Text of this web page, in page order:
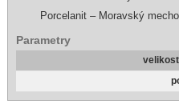
Porcelanit – Moravský
Parametry